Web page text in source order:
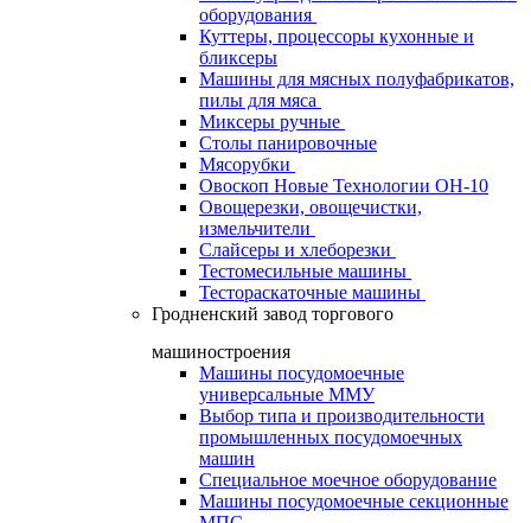
оборудования
Куттеры, процессоры кухонные и
бликсеры
Машины для мясных полуфабрикатов,
пилы для мяса
Миксеры ручные
Столы панировочные
Мясорубки
Овоскоп Новые Технологии ОН-10
Овощерезки, овощечистки,
измельчители
Слайсеры и хлеборезки
Тестомесильные машины
Тестораскаточные машины
Гродненский завод торгового
машиностроения
Машины посудомоечные
универсальные ММУ
Выбор типа и производительности
промышленных посудомоечных
машин
Специальное моечное оборудование
Машины посудомоечные секционные